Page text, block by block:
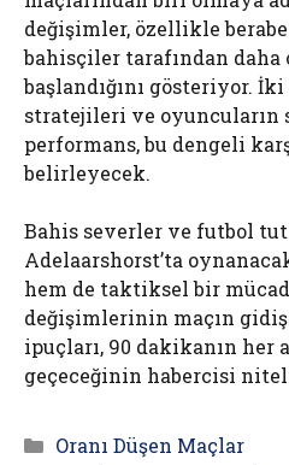
değişimler, özellikle
bahisçiler tarafından daha
başlandığını gösteriyor.
stratejileri ve oyuncuların
performans, bu dengeli
belirleyecek.
Bahis severler ve futbol
Adelaarshorst’ta
hem de taktiksel bir
değişimlerinin maçın
ipuçları, 90 dakikanın her
geçeceğinin habercisi
Kategoriler
Oranı Düşen Maçlar